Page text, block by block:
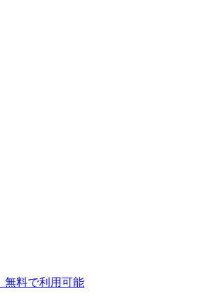
無料で利用可能